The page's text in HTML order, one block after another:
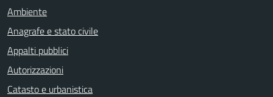
Ambiente
Anagrafe e stato civile
Appalti pubblici
Autorizzazioni
Catasto e urbanistica